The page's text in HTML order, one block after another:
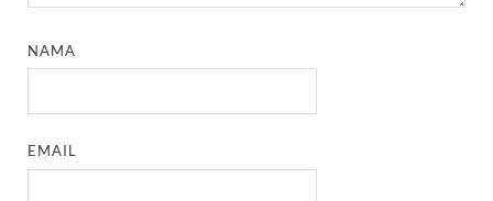
NAMA
EMAIL